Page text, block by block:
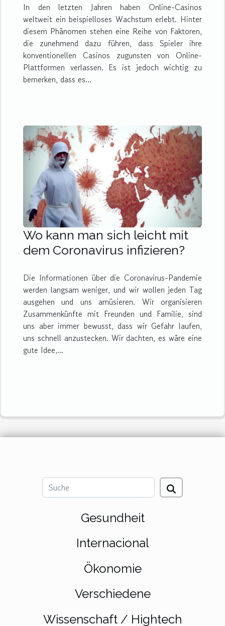
In den letzten Jahren haben Online-Casinos
weltweit ein beispielloses Wachstum erlebt. Hinter
diesem Phänomen stehen eine Reihe von Faktoren,
die zunehmend dazu führen, dass Spieler ihre
konventionellen Casinos zugunsten von Online-
Plattformen verlassen. Es ist jedoch wichtig zu
bemerken, dass es...
Wo kann man sich leicht mit
dem Coronavirus infizieren?
Die Informationen über die Coronavirus-Pandemie
werden langsam weniger, und wir wollen jeden Tag
ausgehen und uns amüsieren. Wir organisieren
Zusammenkünfte mit Freunden und Familie, sind
uns aber immer bewusst, dass wir Gefahr laufen,
uns schnell anzustecken. Wir dachten, es wäre eine
gute Idee,...
Gesundheit
Internacional
Ökonomie
Verschiedene
Wissenschaft / Hightech